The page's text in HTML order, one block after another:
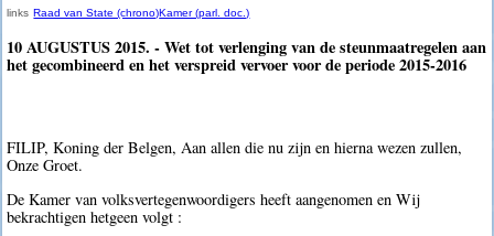
links Raad van State (chrono)Kamer (parl. doc.)
10 AUGUSTUS 2015. - Wet tot verlenging van de steunmaatregelen aan
het gecombineerd en het verspreid vervoer voor de periode 2015-2016
FILIP, Koning der Belgen, Aan allen die nu zijn en hierna wezen zullen,
Onze Groet.
De Kamer van volksvertegenwoordigers heeft aangenomen en Wij
bekrachtigen hetgeen volgt :